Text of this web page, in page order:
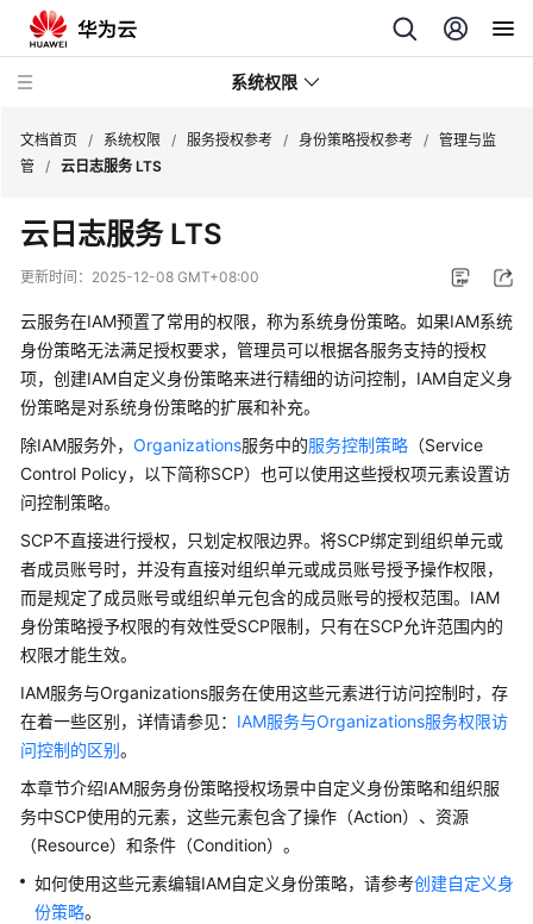
系统权限
务
授
参
考
系
角
色
与
策
略
统
身
份
策
略
身
份
策
略
授
文档首页 / 系统权限 / 服务授权参考 / 身份策略授权参考 / 管理与监
管 / 云日志服务 LTS
云日志服务 LTS
更新时间： 2025-12-08 GMT+08:00
云服务在IAM预置了常用的权限，称为系统身份策略。如果IAM系统
身份策略无法满足授权要求，管理员可以根据各服务支持的授权
项，创建IAM自定义身份策略来进行精细的访问控制，IAM自定义身
份策略是对系统身份策略的扩展和补充。
除IAM服务外， Organizations服务中的服务控制策略 （Service
Control Policy，以下简称SCP）也可以使用这些授权项元素设置访
问控制策略。
SCP不直接进行授权，只划定权限边界。将SCP绑定到组织单元或
者成员账号时，并没有直接对组织单元或成员账号授予操作权限，
而是规定了成员账号或组织单元包含的成员账号的授权范围。IAM
身份策略授予权限的有效性受SCP限制，只有在SCP允许范围内的
权限才能生效。
IAM服务与Organizations服务在使用这些元素进行访问控制时，存
在着一些区别，详情请参见： IAM服务与Organizations服务权限访
问控制的区别。
本章节介绍IAM服务身份策略授权场景中自定义身份策略和组织服
务中SCP使用的元素，这些元素包含了操作（Action）、资源
（Resource）和条件（Condition）。
如何使用这些元素编辑IAM自定义身份策略，请参考创建自定义身
份策略。